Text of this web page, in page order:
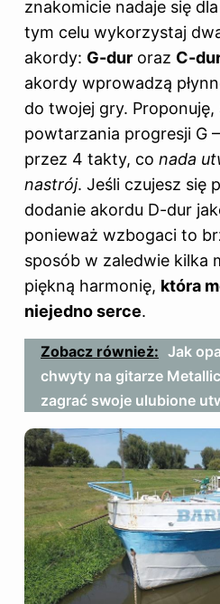
znakomicie nadaje się
tym celu wykorzystaj
akordy: G-dur oraz C-
akordy wprowadzą
do twojej gry. Proponuję,
powtarzania progresji G
przez 4 takty, co nada
nastrój. Jeśli czujesz się
dodanie akordu D-dur
ponieważ wzbogaci to
sposób w zaledwie kilka
piękną harmonię, która
niejedno serce.
Zobacz również: Jak
chwyty na gitarze
zagrać swoje ulubione